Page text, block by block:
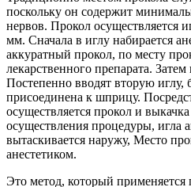
поскольку он содержит
нервов. Прокол осуществляется
мм. Сначала в иглу набирается
аккуратный прокол, по месту
лекарственного препарата.
Постепенно вводят вторую иглу,
присоединена к шприцу.
осуществляется прокол и
осуществления процедуры, игла
вытаскивается наружу, Место
анестетиком.
Это метод, который применяется